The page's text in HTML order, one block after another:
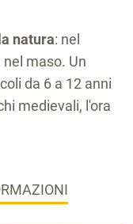
natura: nel
nel maso. Un
da 6 a 12 anni
medievali, l'ora